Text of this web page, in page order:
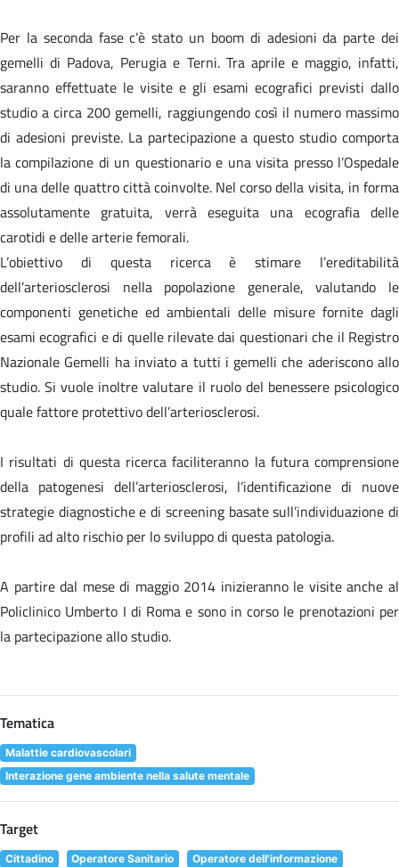
Per la seconda fase c’è stato un boom di adesioni da parte dei
gemelli di Padova, Perugia e Terni. Tra aprile e maggio, infatti,
saranno effettuate le visite e gli esami ecografici previsti dallo
studio a circa 200 gemelli, raggiungendo così il numero massimo
di adesioni previste. La partecipazione a questo studio comporta
la compilazione di un questionario e una visita presso l’Ospedale
di una delle quattro città coinvolte. Nel corso della visita, in forma
assolutamente gratuita, verrà eseguita una ecografia delle
carotidi e delle arterie femorali.
L’obiettivo di questa ricerca è stimare l’ereditabilità
dell’arteriosclerosi nella popolazione generale, valutando le
componenti genetiche ed ambientali delle misure fornite dagli
esami ecografici e di quelle rilevate dai questionari che il Registro
Nazionale Gemelli ha inviato a tutti i gemelli che aderiscono allo
studio. Si vuole inoltre valutare il ruolo del benessere psicologico
quale fattore protettivo dell’arteriosclerosi.
I risultati di questa ricerca faciliteranno la futura comprensione
della patogenesi dell’arteriosclerosi, l’identificazione di nuove
strategie diagnostiche e di screening basate sull’individuazione di
profili ad alto rischio per lo sviluppo di questa patologia.
A partire dal mese di maggio 2014 inizieranno le visite anche al
Policlinico Umberto I di Roma e sono in corso le prenotazioni per
la partecipazione allo studio.
Tematica
Malattie cardiovascolari
Interazione gene ambiente nella salute mentale
Target
Cittadino Operatore Sanitario Operatore dell'informazione